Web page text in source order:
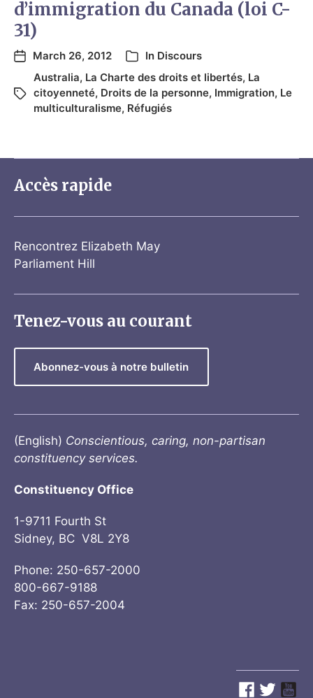
d’immigration du Canada (loi C-
31)
March 26, 2012 In Discours
Australia, La Charte des droits et libertés, La
citoyenneté, Droits de la personne, Immigration, Le
multiculturalisme, Réfugiés
Accès rapide
Rencontrez Elizabeth May
Parliament Hill
Tenez-vous au courant
Abonnez-vous à notre bulletin
(English) Conscientious, caring, non-partisan
constituency services.
Constituency Office
1-9711 Fourth St
Sidney, BC V8L 2Y8
Phone: 250-657-2000
800-667-9188
Fax: 250-657-2004